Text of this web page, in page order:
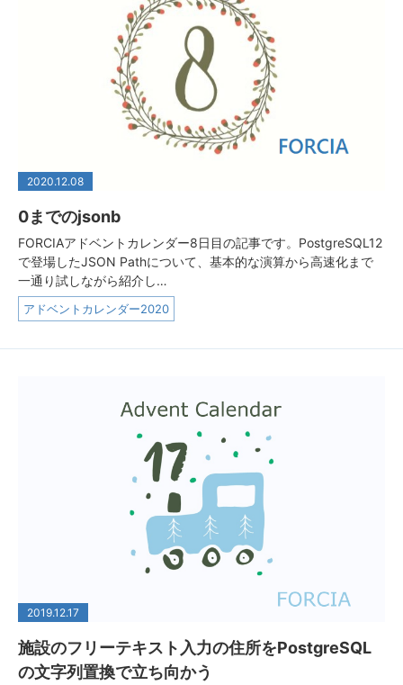
2020.12.08
0までのjsonb
FORCIAアドベントカレンダー8日目の記事です。PostgreSQL12
で登場したJSON Pathについて、基本的な演算から高速化まで
一通り試しながら紹介し…
アドベントカレンダー2020
2019.12.17
施設のフリーテキスト入力の住所をPostgreSQL
の文字列置換で立ち向かう